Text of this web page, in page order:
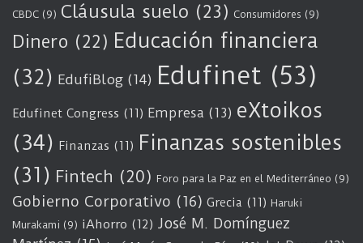
CBDC (9) Cláusula suelo (23) Consumidores (9)
Dinero (22) Educación financiera
(32) EdufiBlog (14) Edufinet (53)
Edufinet Congress (11) Empresa (13) eXtoikos
(34) Finanzas (11) Finanzas sostenibles
(31) Fintech (20) Foro para la Paz en el Mediterráneo (9)
Gobierno Corporativo (16) Grecia (11) Haruki
Murakami (9) iAhorro (12) José M. Domínguez